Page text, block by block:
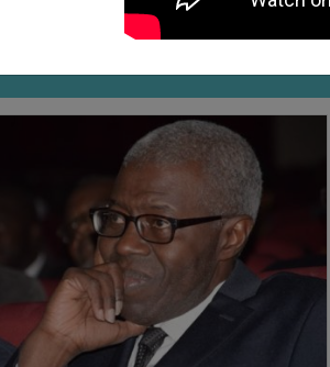
Diagne